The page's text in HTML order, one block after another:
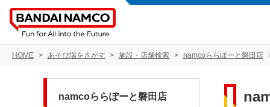
HOME あそび場をさがす 施設・店舗検索 namcoららぽーと磐田店
namcoららぽーと磐田店